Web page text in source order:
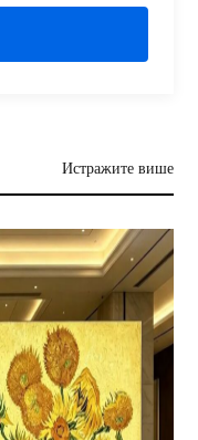
Истражите више